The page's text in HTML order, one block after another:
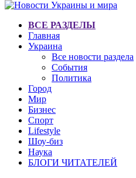
ВСЕ РАЗДЕЛЫ
Главная
Украина
Все новости раздела
События
Политика
Город
Мир
Бизнес
Спорт
Lifestyle
Шоу-биз
Наука
БЛОГИ ЧИТАТЕЛЕЙ